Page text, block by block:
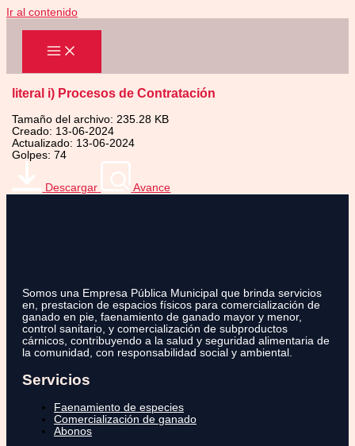
Ir al contenido
literal i) Procesos de Contratación
Tamaño del archivo: 235.28 KB
Creado: 13-06-2024
Actualizado: 13-06-2024
Golpes: 74
Descargar Avance
Somos una Empresa Pública Municipal que brinda servicios
en, prestacion de espacios físicos para comercialización de
ganado en pie, faenamiento de ganado mayor y menor,
control sanitario, y comercialización de subproductos
cárnicos, contribuyendo a la salud y seguridad alimentaria de
la comunidad, con responsabilidad social y ambiental.
Servicios
Faenamiento de especies
Comercialización de ganado
Abonos